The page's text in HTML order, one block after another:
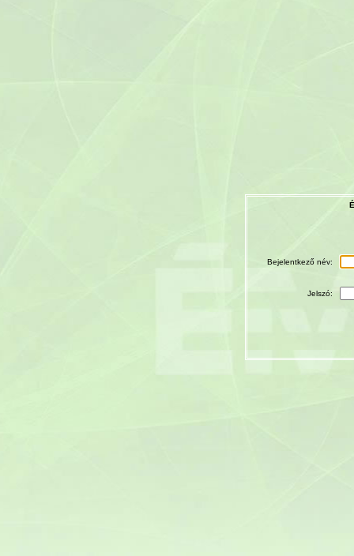
Bejelentkező név:
Jelszó: